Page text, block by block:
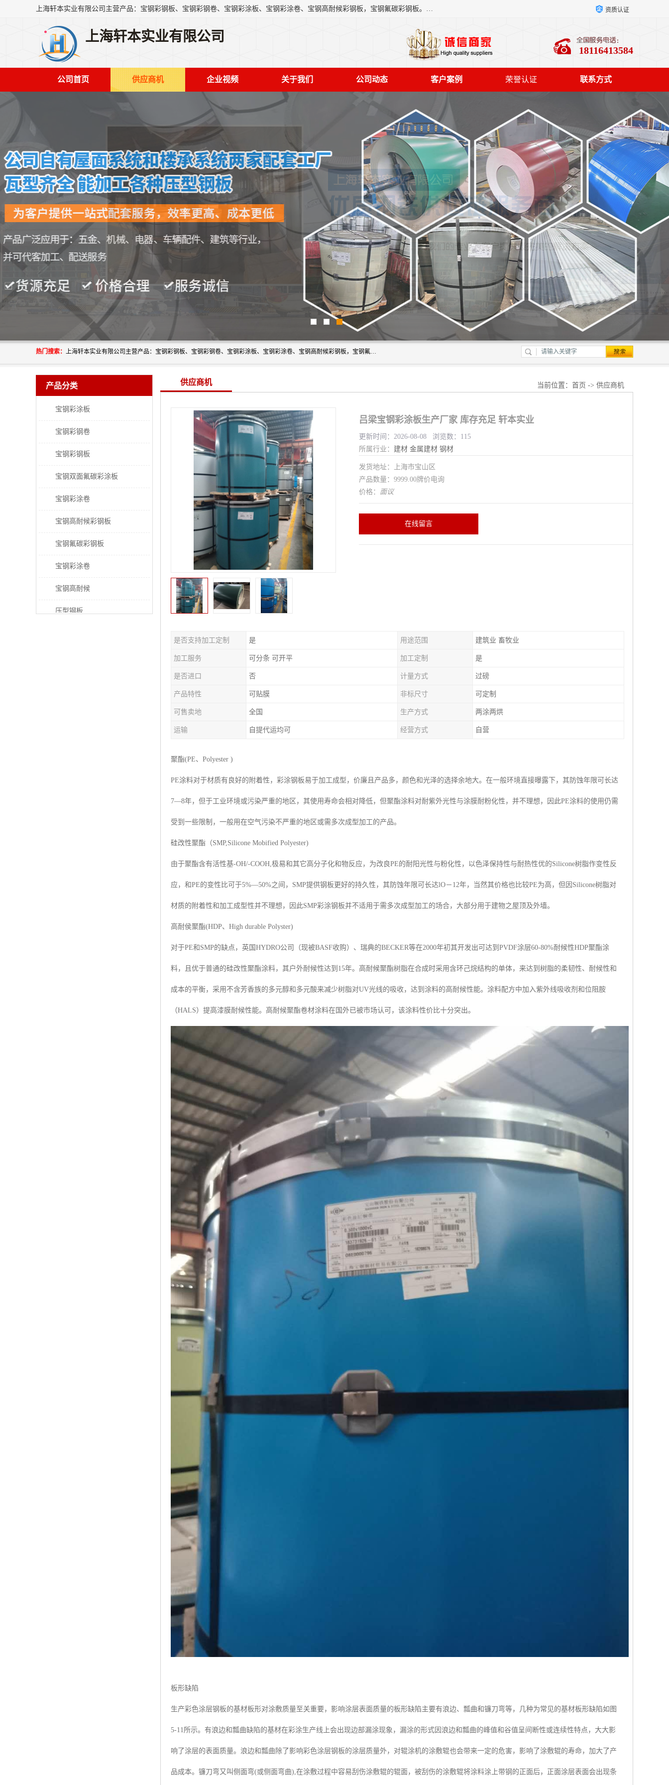
上海轩本实业有限公司主营产品：宝钢彩钢板、宝钢彩钢卷、宝钢彩涂板、宝钢彩涂卷、宝钢高耐候彩钢板，宝钢氟碳彩钢板。是一家集钢铁贸易，物流、加工为一体的产业全配套公司。 资质认证
上海轩本实业有限公司
18116413584
公司首页 供应商机 企业视频 关于我们 公司动态 客户案例 荣誉认证 联系方式
热门搜索： 上海轩本实业有限公司主营产品：宝钢彩钢板、宝钢彩钢卷、宝钢彩涂板、宝钢彩涂卷、宝钢高耐候彩钢板，宝钢氟碳彩钢板。是一家集钢铁贸易，物流、加工为一体的产业全配套公司。
产品分类
宝钢彩涂板
宝钢彩钢卷
宝钢彩钢板
宝钢双面氟碳彩涂板
宝钢彩涂卷
宝钢高耐候彩钢板
宝钢氟碳彩钢板
宝钢彩涂卷
宝钢高耐候
压型钢板
供应商机 当前位置： 首页 -> 供应商机
吕梁宝钢彩涂板生产厂家 库存充足 轩本实业
更新时间：2026-08-08 浏览数：115
所属行业： 建材 金属建材 钢材
发货地址：上海市宝山区
产品数量：9999.00牌价电询
价格： 面议
在线留言
是否支持加工定制 是 用途范围 建筑业 畜牧业
加工服务 可分条 可开平 加工定制 是
是否进口 否 计量方式 过磅
产品特性 可贴膜 非标尺寸 可定制
可售卖地 全国 生产方式 两涂两烘
运输 自提代运均可 经营方式 自营
聚酯(PE、Polyester )
PE涂料对于材质有良好的附着性，彩涂钢板易于加工成型，价廉且产品多，颜色和光泽的选择余地大。在一般环境直接曝露下，其防蚀年限可长达
7—8年，但于工业环境或污染严重的地区，其使用寿命会相对降低，但聚酯涂料对耐紫外光性与涂膜耐粉化性，并不理想，因此PE涂料的使用仍需
受到一些限制，一般用在空气污染不严重的地区或需多次成型加工的产品。
硅改性聚酯（SMP,Silicone Mobified Polyester)
由于聚酯含有活性基-OH/-COOH,极易和其它高分子化和物反应，为改良PE的耐阳光性与粉化性，以色泽保持性与耐热性优的Silicone树脂作变性反
应，和PE的变性比可于5%—50%之间，SMP提供钢板更好的持久性，其防蚀年限可长达lO－12年，当然其价格也比较PE为高，但因Silicone树脂对
材质的附着性和加工成型性并不理想，因此SMP彩涂钢板并不适用于需多次成型加工的场合，大部分用于建物之屋顶及外墙。
高耐侯聚酯(HDP、High durable Polyster)
对于PE和SMP的缺点，英国HYDRO公司（现被BASF收购）、瑞典的BECKER等在2000年初其开发出可达到PVDF涂层60-80%耐候性HDP聚酯涂
料，且优于普通的硅改性聚酯涂料，其户外耐候性达到15年。高耐候聚酯树脂在合成时采用含环己烷结构的单体，来达到树脂的柔韧性、耐候性和
成本的平衡，采用不含芳香族的多元醇和多元酸来减少树脂对UV光线的吸收，达到涂料的高耐候性能。涂料配方中加入紫外线吸收剂和位阻胺
（HALS）提高漆膜耐候性能。高耐候聚酯卷材涂料在国外已被市场认可，该涂料性价比十分突出。
板形缺陷
生产彩色涂层钢板的基材板形对涂敷质量至关重要，影响涂层表面质量的板形缺陷主要有浪边、瓢曲和镰刀弯等，几种为常见的基材板形缺陷如图
5-11所示。有浪边和瓢曲缺陷的基材在彩涂生产线上会出现边部漏涂现象，漏涂的形式因浪边和瓢曲的峰值和谷值呈间断性或连续性特点，大大影
响了涂层的表面质量。浪边和瓢曲除了影响彩色涂层钢板的涂层质量外，对辊涂机的涂敷辊也会带来一定的危害，影响了涂敷辊的寿命，加大了产
品成本。镰刀弯又叫侧面弯(或侧面弯曲),在涂敷过程中容易刮伤涂敷辊的辊面，被刮伤的涂敷辊将涂料涂上带钢的正面后，正面涂层表面会出现条